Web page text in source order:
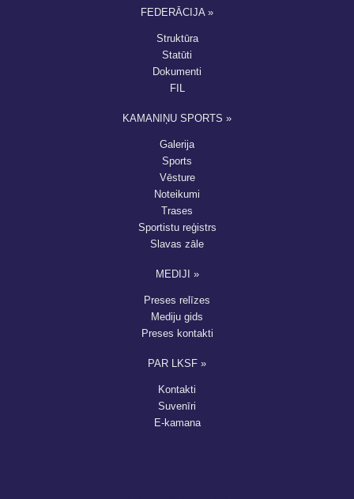
FEDERĀCIJA »
Struktūra
Statūti
Dokumenti
FIL
KAMANIŅU SPORTS »
Galerija
Sports
Vēsture
Noteikumi
Trases
Sportistu reģistrs
Slavas zāle
MEDIJI »
Preses relīzes
Mediju gids
Preses kontakti
PAR LKSF »
Kontakti
Suvenīri
E-kamana